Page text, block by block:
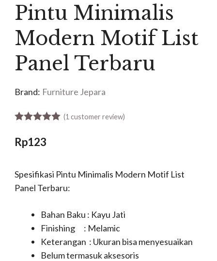
Pintu Minimalis
Modern Motif List
Panel Terbaru
Brand: Furniture Jepara
(1 customer review)
Rp123
Spesifikasi Pintu Minimalis Modern Motif List
Panel Terbaru:
Bahan Baku : Kayu Jati
Finishing : Melamic
Keterangan : Ukuran bisa menyesuaikan
Belum termasuk aksesoris